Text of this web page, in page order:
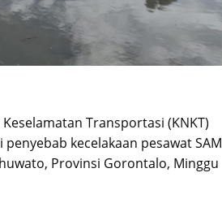
Transportasi (KNKT)
kecelakaan pesawat SAM
Provinsi Gorontalo, Minggu